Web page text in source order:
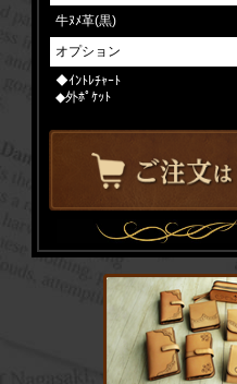
牛ﾇﾒ革(黒)
オプション
◆ｲﾝﾄﾚﾁｬｰﾄ
◆外ﾎﾟｹｯﾄ